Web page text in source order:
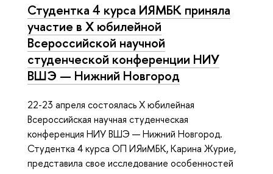
Студентка 4 курса ИЯМБК приняла
участие в X юбилейной
Всероссийской научной
студенческой конференции НИУ
ВШЭ — Нижний Новгород
22-23 апреля состоялась X юбилейная
Всероссийская научная студенческая
конференция НИУ ВШЭ — Нижний Новгород.
Студентка 4 курса ОП ИЯиМБК, Карина Журие,
представила свое исследование особенностей